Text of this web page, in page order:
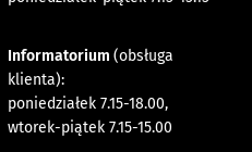
Informatorium (obsługa
klienta):
poniedziałek 7.15-18.00,
wtorek-piątek 7.15-15.00